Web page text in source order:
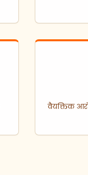
वैयक्तिक